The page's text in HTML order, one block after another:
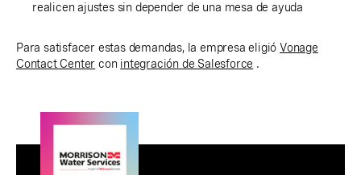
realicen ajustes sin depender de una mesa de ayuda
Para satisfacer estas demandas, la empresa eligió Vonage
Contact Center con integración de Salesforce .